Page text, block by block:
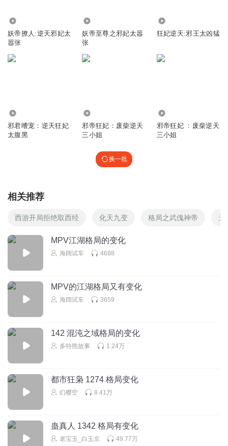
妖帝撩人:逆天邪妃太
嚣张
妖帝至尊之邪妃太嚣
张
狂妃逆天:邪王太凶猛
邪君嗜宠：逆天狂妃
太腹黑
邪帝狂妃：废柴逆天
三小姐
邪帝狂妃 ：废柴逆天
三小姐
换一批
相关推荐
西游开局拒绝取西经 化天九变 格局之武傀神帝 天
MPV江湖格局的变化
海阔试车 4688
MPV的江湖格局又有变化
海阔试车 3659
142 混沌之域格局的变化
多特熊故事 1.24万
都市狂枭 1274 格局变化
幻樱空 8.41万
蛊真人 1342 格局有变化
老宝玉_白玉京 49.77万